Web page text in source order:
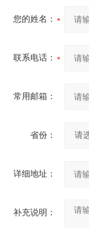
您的姓名：
联系电话：
常用邮箱：
省份：
详细地址：
补充说明：